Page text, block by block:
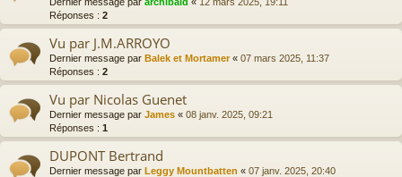
Réponses : 2
Vu par J.M.ARROYO
Dernier message par Balek et Mortamer« 07 mars 2025, 11:37
Réponses : 2
Vu par Nicolas Guenet
Dernier message par James « 08 janv. 2025, 09:21
Réponses : 1
DUPONT Bertrand
Dernier message par Leggy Mountbatten « 07 janv. 2025, 20:40